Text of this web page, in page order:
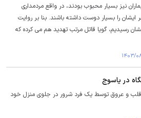
نیز بسیار محبوب بودند، در واقع مردمداری
را بسیار دوست داشته باشند. بنا بر روایت
رسیدیم، گویا قاتل مرتب تهدید هم می کرده که
در یاسوج
و عروق توسط یک فرد شرور در جلوی منزل خود